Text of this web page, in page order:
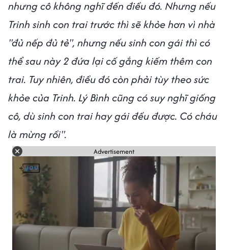
nhưng cô không nghĩ đến điều đó. Nhưng nếu
Trinh sinh con trai trước thì sẽ khỏe hơn vì nhà
"đủ nếp đủ tẻ", nhưng nếu sinh con gái thì có
thể sau này 2 đứa lại cố gắng kiếm thêm con
trai. Tuy nhiên, điều đó còn phải tùy theo sức
khỏe của Trinh. Lý Bình cũng có suy nghĩ giống
cô, dù sinh con trai hay gái đều được. Có cháu
là mừng rồi".
Advertisement